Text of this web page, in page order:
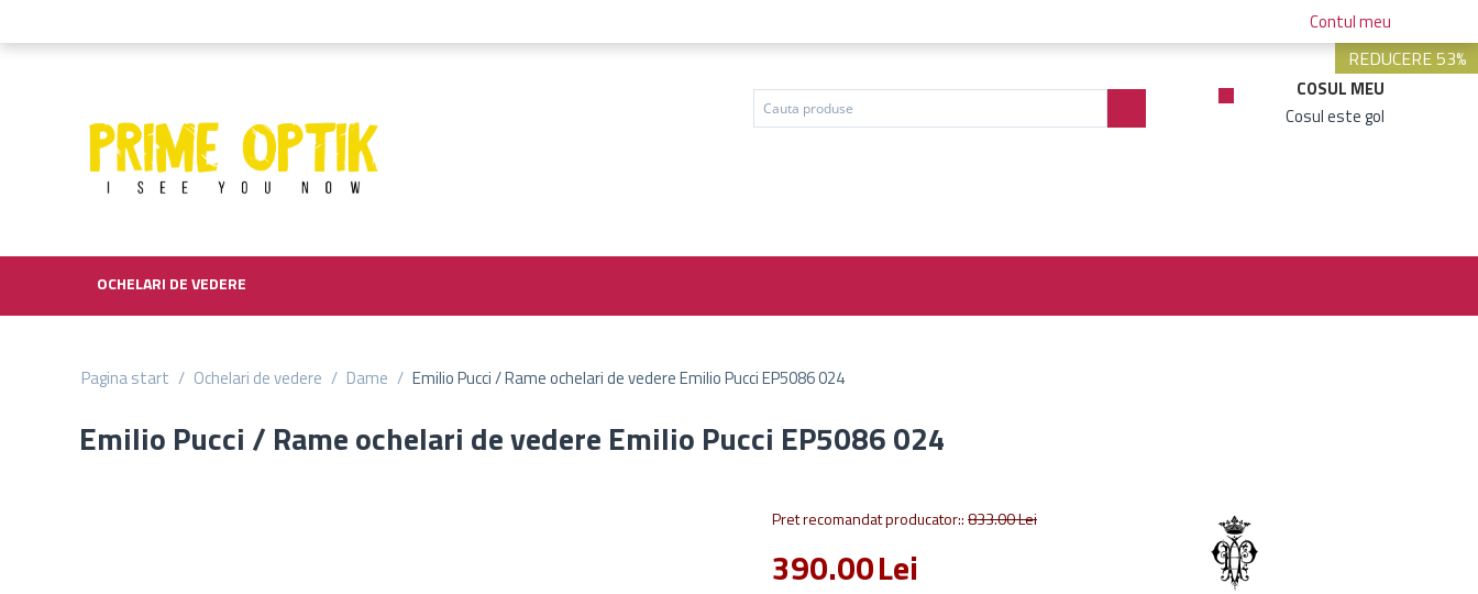
Contul meu
COSUL MEU
Cosul este gol
OCHELARI DE VEDERE
Pagina start / Ochelari de vedere / Dame / Emilio Pucci / Rame ochelari de vedere Emilio Pucci EP5086 024
Emilio Pucci / Rame ochelari de vedere Emilio Pucci EP5086 024
Pret recomandat producator::833.00Lei
390.00Lei
REDUCERE 53%